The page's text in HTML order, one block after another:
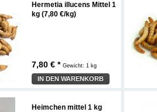
Hermetia illucens Mittel 1
kg (7,80 €/kg)
7,80 € * Gewicht: 1 kg
IN DEN WARENKORB
Heimchen mittel 1 kg